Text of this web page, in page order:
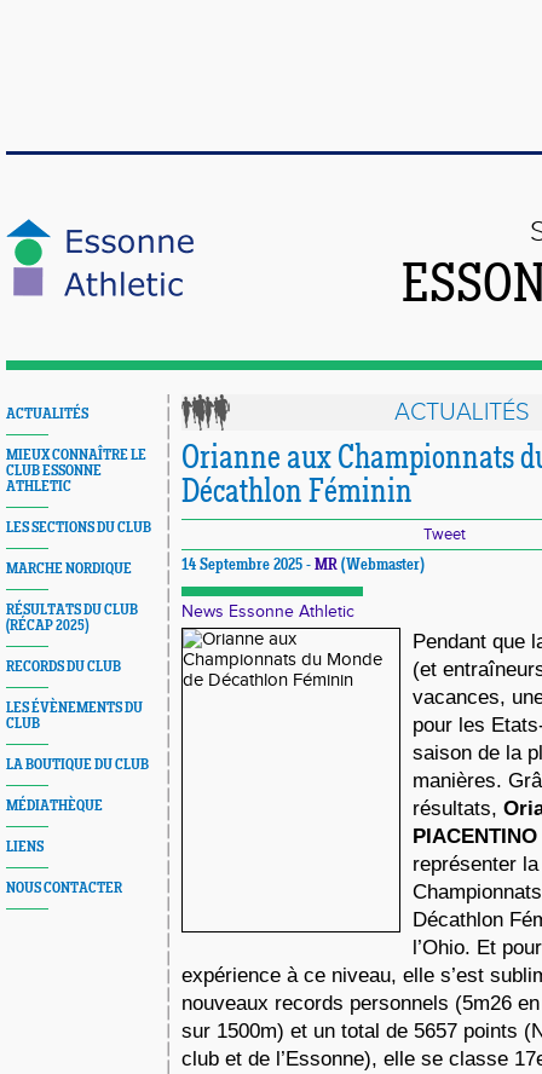
ACTUALITÉS
MIEUX CONNAÎTRE LE
CLUB ESSONNE
ATHLETIC
LES SECTIONS DU CLUB
MARCHE NORDIQUE
RÉSULTATS DU CLUB
(RÉCAP 2025)
RECORDS DU CLUB
LES ÉVÈNEMENTS DU
CLUB
LA BOUTIQUE DU CLUB
MÉDIATHÈQUE
LIENS
NOUS CONTACTER
ACTUALITÉS
Orianne aux Championnats
Décathlon Féminin
Tweet
14 Septembre 2025 - MR (Webmaster)
News Essonne Athletic
Pendant que
(et
vacances,
pour les
saison de la
manières.
résultats,
PIACENTINO
représenter
Décathlon
l’Ohio. Et
expérience à ce niveau, elle s’est
nouveaux records personnels (5m26 en
sur 1500m) et un total de 5657 points
club et de l’Essonne), elle se classe